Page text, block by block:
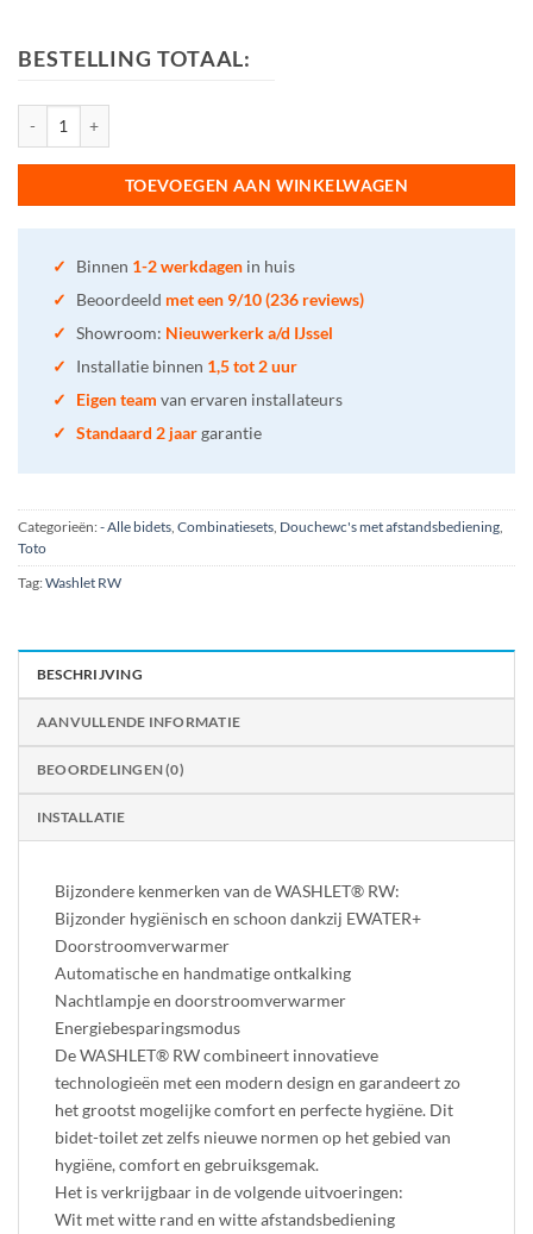
BESTELLING TOTAAL:
TOEVOEGEN AAN WINKELWAGEN
✓ Binnen 1-2 werkdagen in huis
✓
Beoordeeld met een 9/10 (236 reviews)
✓ Showroom: Nieuwerkerk a/d IJssel
✓
Installatie binnen 1,5 tot 2 uur
✓
Eigen team van ervaren installateurs
✓ Standaard 2 jaargarantie
Categorieën:- Alle bidets Combinatiesets Douchewc's met afstandsbediening
Toto
Tag:Washlet RW
BESCHRIJVING
AANVULLENDE INFORMATIE
BEOORDELINGEN (0)
INSTALLATIE
Bijzondere kenmerken van de WASHLET® RW:
Bijzonder hygiënisch en schoon dankzij EWATER+
Doorstroomverwarmer
Automatische en handmatige ontkalking
Nachtlampje en doorstroomverwarmer
Energiebesparingsmodus
De WASHLET® RW combineert innovatieve
technologieën met een modern design en garandeert zo
het grootst mogelijke comfort en perfecte hygiëne. Dit
bidet-toilet zet zelfs nieuwe normen op het gebied van
hygiëne, comfort en gebruiksgemak.
Het is verkrijgbaar in de volgende uitvoeringen:
Wit met witte rand en witte afstandsbediening